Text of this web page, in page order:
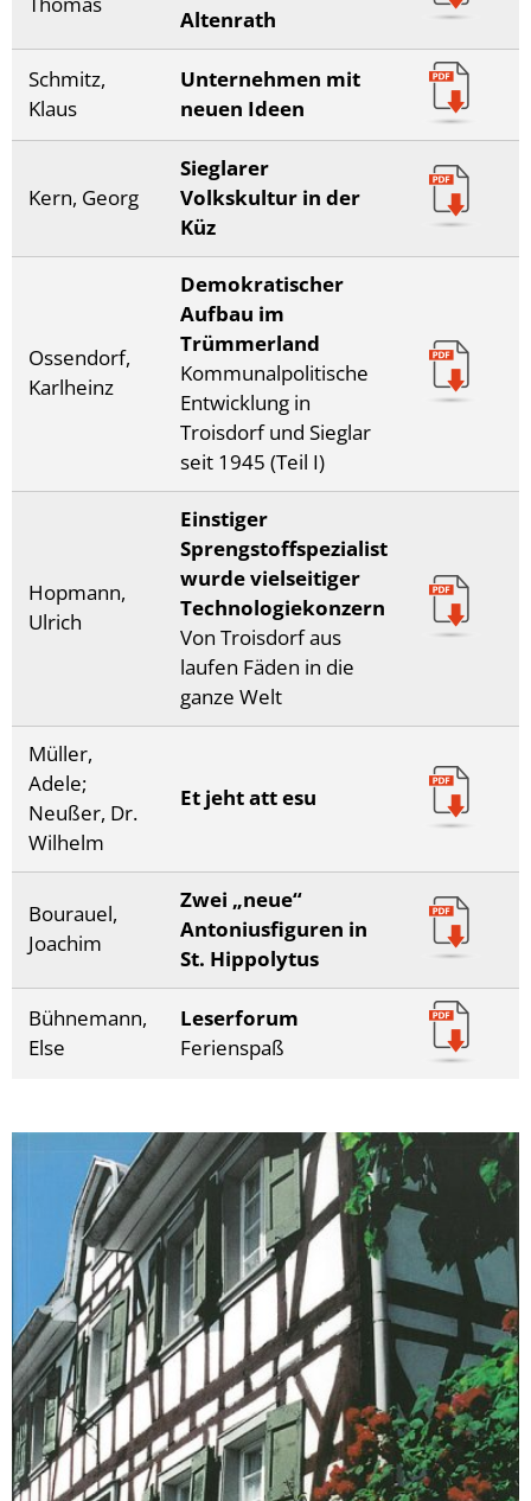
Altenrath
Schmitz,
Klaus
Unternehmen mit
neuen Ideen
Kern, Georg
Sieglarer
Volkskultur in der
Küz
Ossendorf,
Karlheinz
Demokratischer
Aufbau im
Trümmerland
Kommunalpolitische
Entwicklung in
Troisdorf und Sieglar
seit 1945 (Teil I)
Hopmann,
Ulrich
Einstiger
Sprengstoffspezialist
wurde vielseitiger
Technologiekonzern
Von Troisdorf aus
laufen Fäden in die
ganze Welt
Müller,
Adele;
Neußer, Dr.
Wilhelm
Et jeht att esu
Bourauel,
Joachim
Zwei „neue“
Antoniusfiguren in
St. Hippolytus
Bühnemann,
Else
Leserforum
Ferienspaß